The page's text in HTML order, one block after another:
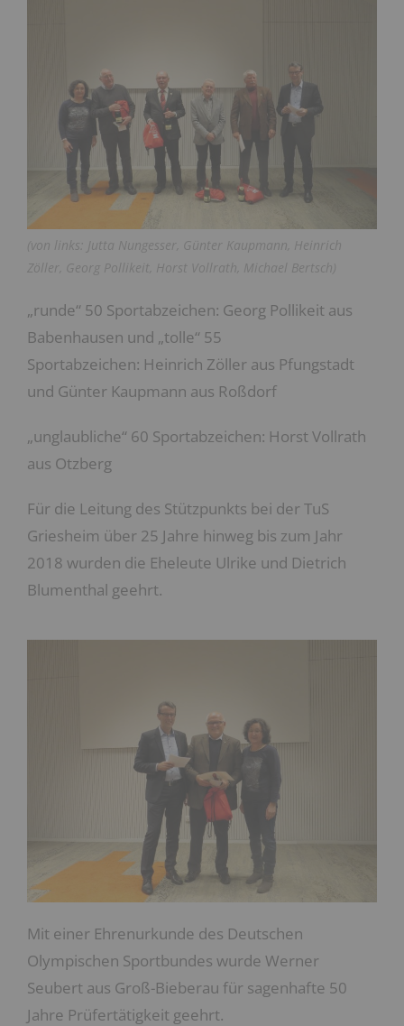
(von links: Jutta Nungesser, Günter Kaupmann, Heinrich
Zöller, Georg Pollikeit, Horst Vollrath, Michael Bertsch)
„runde“ 50 Sportabzeichen: Georg Pollikeit aus
Babenhausen und „tolle“ 55
Sportabzeichen: Heinrich Zöller aus Pfungstadt
und Günter Kaupmann aus Roßdorf
„unglaubliche“ 60 Sportabzeichen: Horst Vollrath
aus Otzberg
Für die Leitung des Stützpunkts bei der TuS
Griesheim über 25 Jahre hinweg bis zum Jahr
2018 wurden die Eheleute Ulrike und Dietrich
Blumenthal geehrt.
Mit einer Ehrenurkunde des Deutschen
Olympischen Sportbundes wurde Werner
Seubert aus Groß-Bieberau für sagenhafte 50
Jahre Prüfertätigkeit geehrt.